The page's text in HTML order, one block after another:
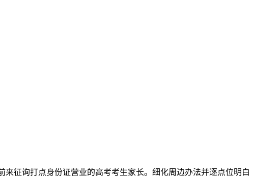
征询打点身份证营业的高考考生家长。细化周边办法并逐点位明白